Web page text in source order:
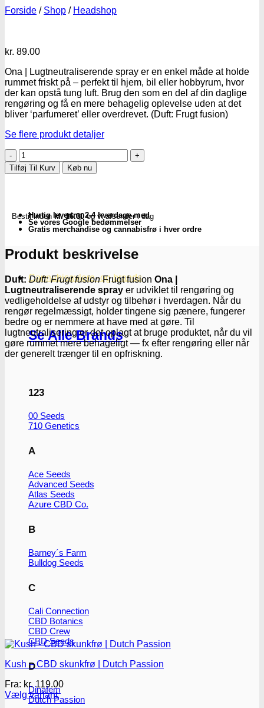
Cannabisavlere -og brands
Se Alle Brands
123
00 Seeds
710 Genetics
A
Ace Seeds
Advanced Seeds
Atlas Seeds
Azure CBD Co.
B
Barney´s Farm
Bulldog Seeds
C
Cali Connection
CBD Botanics
CBD Crew
CBD Seeds
D
Dinafem
Dutch Passion
Forside / Shop / Headshop
kr. 89.00
Ona | Lugtneutraliserende spray er en enkel måde at holde
rummet friskt på – perfekt til hjem, bil eller hobbyrum, hvor
der kan opstå tung luft. Brug den som en del af din daglige
rengøring og få en mere behagelig oplevelse uden at det
bliver ‘parfumeret’ eller overdrevet. (Duft: Frugt fusion)
Se flere produkt detaljer
Ona
|
Lugtneutraliserende
fusion)
-
antal
Tilføj Til Kurv Køb nu
Bestil indenkl. 16.00og vi afsender i dag
Hurtig levering 2-4 hverdage med
Se vores Google bedømmelser
Gratis merchandise og cannabisfrø i hver ordre
Produkt beskrivelse
Duft: Duft: Frugt fusionFrugt fusion Ona |
Lugtneutraliserende spray er udviklet til rengøring og
vedligeholdelse af udstyr og tilbehør i hverdagen. Når du
rengør regelmæssigt, holder tingene sig pænere, fungerer
bedre og er nemmere at have med at gøre. Til
lugtneutralisering er det oplagt at bruge produktet, når du vil
gøre rummet mere behageligt — fx efter rengøring eller når
der generelt trænger til en opfriskning.
Kush – CBD skunkfrø | Dutch Passion
Fra: kr. 119.00
Vælg variant